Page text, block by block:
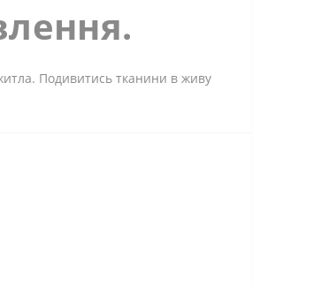
Подивитись тканини в живу